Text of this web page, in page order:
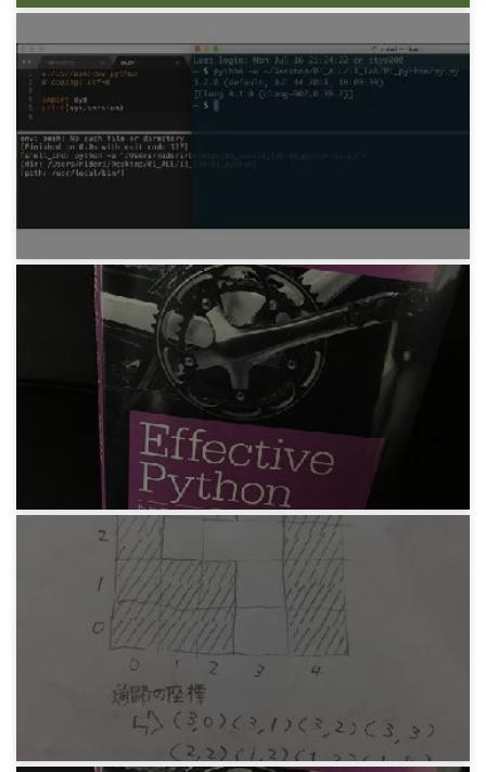
Python 雪子さん問題
8年前
プログラミング
Sublime Text3 3.1.1でビルドができなくなった
問題
7年前
Brett Slatkin『Effective Python』その2 関数
7年前